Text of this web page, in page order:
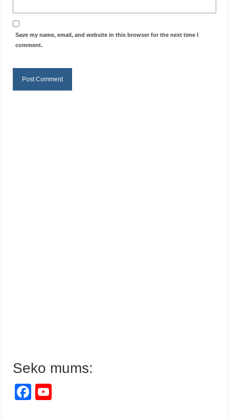
Save my name, email, and website in this browser for the next time I
comment.
Seko mums:
Facebook